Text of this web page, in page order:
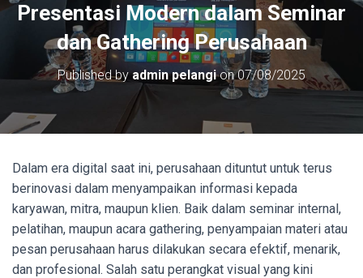
Presentasi Modern dalam Seminar
dan Gathering Perusahaan
Published byadmin pelangion07/08/2025
Dalam era digital saat ini, perusahaan dituntut untuk terus
berinovasi dalam menyampaikan informasi kepada
karyawan, mitra, maupun klien. Baik dalam seminar internal,
pelatihan, maupun acara gathering, penyampaian materi atau
pesan perusahaan harus dilakukan secara efektif, menarik,
dan profesional. Salah satu perangkat visual yang kini